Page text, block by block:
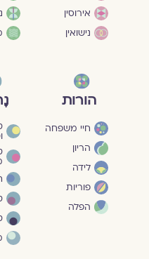
אירוסין
נישואין
הורות
חיי משפחה
הריון
לידה
פוריות
הפלה